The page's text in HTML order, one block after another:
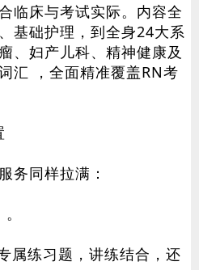
临床与考试实际。内容全
基础护理，到全身24大系
、妇产儿科、精神健康及
汇 ，全面精准覆盖RN考
务同样拉满：
属练习题，讲练结合，还